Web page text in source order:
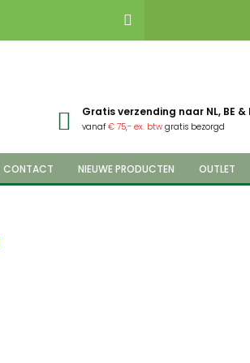
Gratis verzending naar NL, BE &
vanaf€ 75,- ex. btw gratis bezorgd
CONTACT NIEUWE PRODUCTEN OUTLET